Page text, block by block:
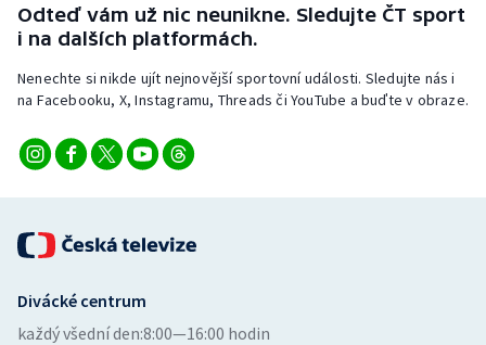
Odteď vám už nic neunikne. Sledujte ČT sport
i na dalších platformách.
Nenechte si nikde ujít nejnovější sportovní události. Sledujte nás i
na Facebooku, X, Instagramu, Threads či YouTube a buďte v obraze.
Divácké centrum
každý všední den:8:00—16:00 hodin